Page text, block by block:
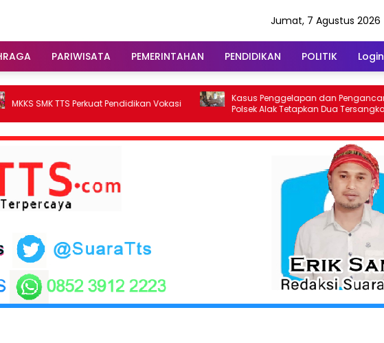
Jumat, 7 Agustus 2026
PARIWISATA PEMERINTAHAN PENDIDIKAN POLITIK Login
TTS Perkuat Pendidikan Vokasi
Kasus Penggelapan dan Pengancaman,
Polsek Alak Tetapkan Dua Tersangka